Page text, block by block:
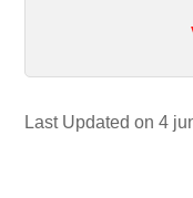
Last Updated on 4